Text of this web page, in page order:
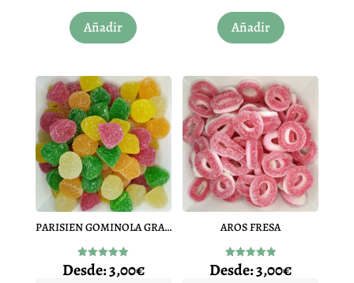
Añadir
producto
variantes.
Las
opciones
se
pueden
elegir
en
la
de
Añadir
producto
variantes.
Las
opciones
se
pueden
elegir
en
de
PARISIEN GOMINOLA GRANDE
Valorado
con
Desde:3,00€
AROS FRESA
Valorado
con
Desde:3,00€